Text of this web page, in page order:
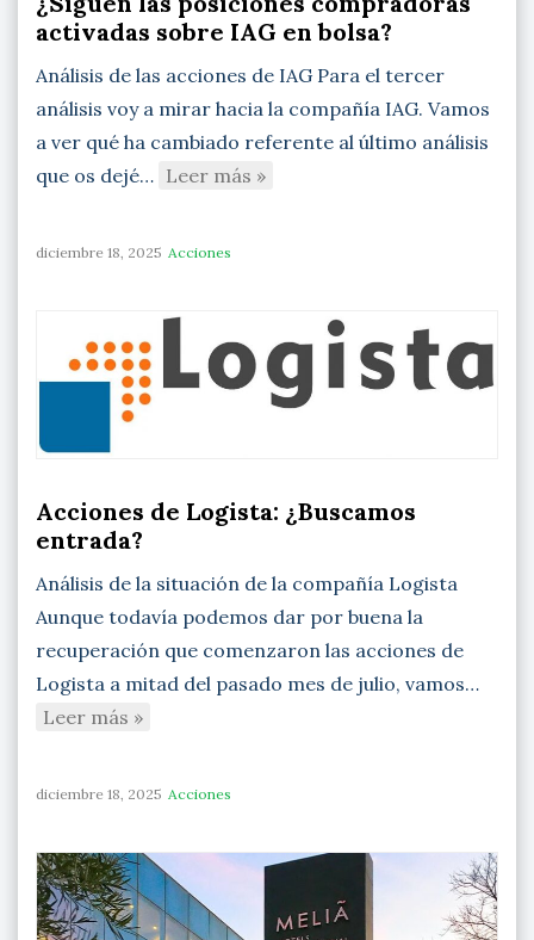
activadas sobre IAG en bolsa?
Análisis de las acciones de IAG Para el tercer
análisis voy a mirar hacia la compañía IAG. Vamos
a ver qué ha cambiado referente al último análisis
que os dejé… Leer más »
diciembre 18, 2025 Acciones
Acciones de Logista: ¿Buscamos
entrada?
Análisis de la situación de la compañía Logista
Aunque todavía podemos dar por buena la
recuperación que comenzaron las acciones de
Logista a mitad del pasado mes de julio, vamos…
Leer más »
diciembre 18, 2025 Acciones